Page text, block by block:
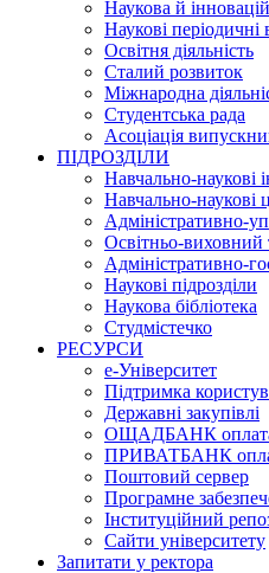
Наукова й
Наукові періодичні
Освітня діяльність
Сталий розвиток
Міжнародна
Студентська рада
Асоціація
ПІДРОЗДІЛИ
Навчально-наукові
Навчально-наукові
Адміністративно-
Освітньо-виховний
Адміністративно-
Наукові підрозділи
Наукова бібліотека
Студмістечко
РЕСУРСИ
е-Університет
Підтримка
Державні закупівлі
ОЩАДБАНК
ПРИВАТБАНК
Поштовий сервер
Програмне
Інституційний
Сайти університету
Запитати у ректора